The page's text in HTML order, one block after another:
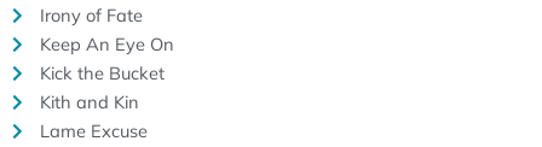
Irony of Fate
Keep An Eye On
Kick the Bucket
Kith and Kin
Lame Excuse